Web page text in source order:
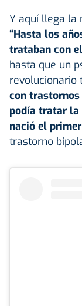
Y aquí llega la
“Hasta los
trataban con
hasta que un
revolucionario
con
podía tratar la
nació el
trastorno